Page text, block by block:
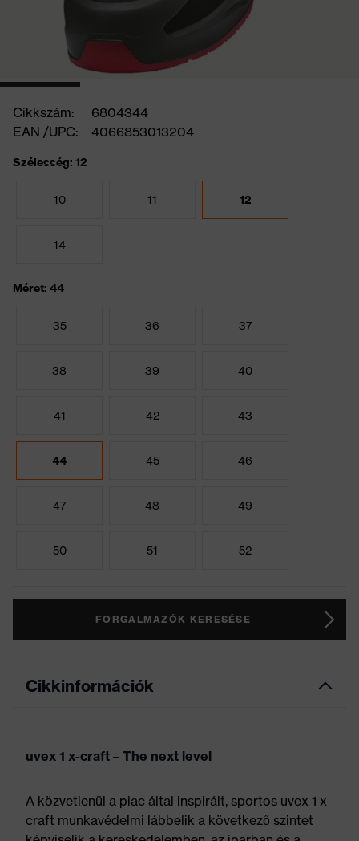
Cikkszám:
6804344
EAN /UPC:
4066853013204
Szélesség: 12
10 11 12
14
Méret: 44
35 36 37
38 39 40
41 42 43
44 45 46
47 48 49
50 51 52
FORGALMAZÓK KERESÉSE
Cikkinformációk
uvex 1 x-craft – The next level
A közvetlenül a piac által inspirált, sportos uvex 1 x-
craft munkavédelmi lábbelik a következő szintet